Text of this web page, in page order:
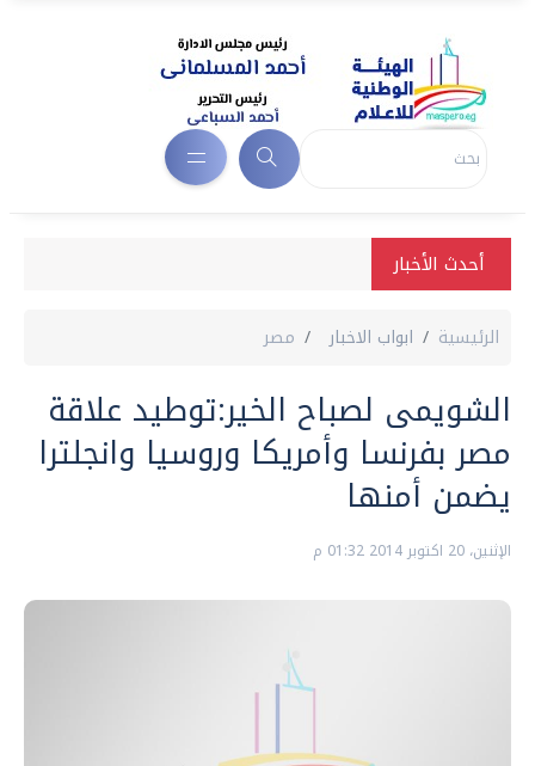
أحدث الأخبار
الرئيسية ابواب الاخبار مصر
الشويمى لصباح الخير:توطيد علاقة
مصر بفرنسا وأمريكا وروسيا وانجلترا
يضمن أمنها
الإثنين، 20 اكتوبر 2014 01:32 م